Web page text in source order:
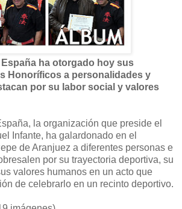
ha otorgado hoy sus
Honoríficos a personalidades y
por su labor social y valores
la organización que preside el
Infante, ha galardonado en el
de Aranjuez a diferentes personas e
por su trayectoria deportiva, su
valores humanos en un acto que
de celebrarlo en un recinto deportivo.